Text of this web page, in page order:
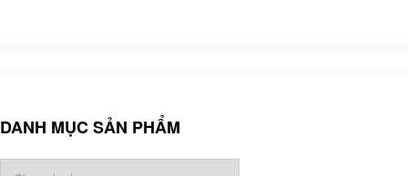
DANH MỤC SẢN PHẨM